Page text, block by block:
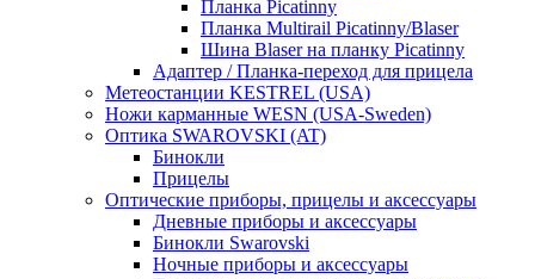
Планка Picatinny
Планка Multirail Picatinny/Blaser
Шина Blaser на планку Picatinny
Адаптер / Планка-переход для прицела
Метеостанции KESTREL (USA)
Ножи карманные WESN (USA-Sweden)
Оптика SWAROVSKI (AT)
Бинокли
Прицелы
Оптические приборы, прицелы и аксессуары
Дневные приборы и аксессуары
Бинокли Swarovski
Ночные приборы и аксессуары